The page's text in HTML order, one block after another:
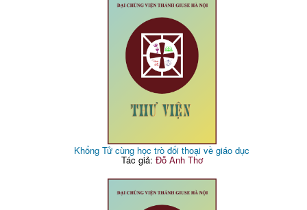
Khổng Tử cùng học trò đối thoại về giáo dục
Tác giả: Đỗ Anh Thơ